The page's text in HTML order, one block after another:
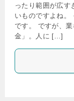
ったり範囲が広す
いものですよね。
です。 ですが、
金」。人に […]